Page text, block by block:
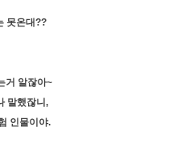
못온대??
거 알잖아~
말했잖니,
인물이야.